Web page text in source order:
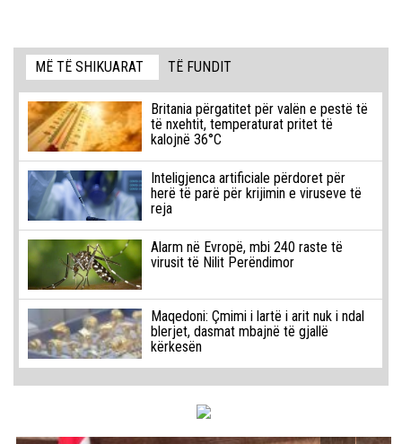
MË TË SHIKUARAT TË FUNDIT
Britania përgatitet për valën e pestë të
të nxehtit, temperaturat pritet të
kalojnë 36°C
Inteligjenca artificiale përdoret për
herë të parë për krijimin e viruseve të
reja
Alarm në Evropë, mbi 240 raste të
virusit të Nilit Perëndimor
Maqedoni: Çmimi i lartë i arit nuk i ndal
blerjet, dasmat mbajnë të gjallë
kërkesën